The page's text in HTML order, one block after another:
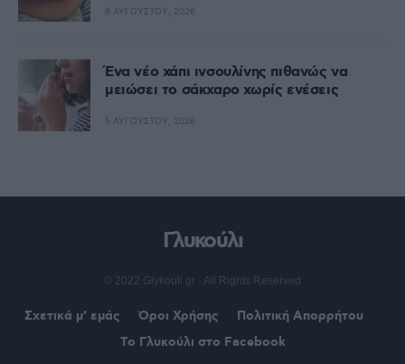
6 ΑΥΓΟΎΣΤΟΥ, 2026
Ένα νέο χάπι ινσουλίνης πιθανώς να
μειώσει το σάκχαρο χωρίς ενέσεις
5 ΑΥΓΟΎΣΤΟΥ, 2026
Γλυκούλι
© 2022 Glykouli.gr · All Rights Reserved
Σχετικά μ’ εμάς Όροι Χρήσης
Πολιτική Απορρήτου
Το Γλυκούλι στο Facebook